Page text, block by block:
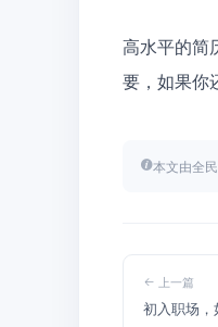
高水平的简
要，如果你
本文由全
上一篇
初入职场